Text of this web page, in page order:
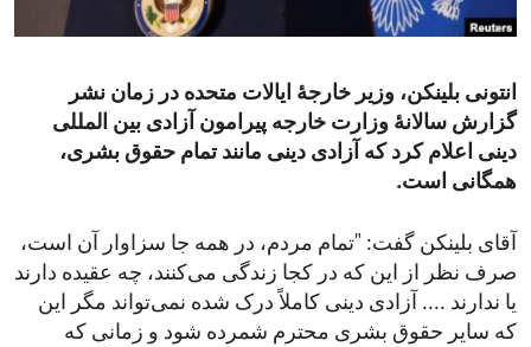
ENVIRONMENT AND HEALTH
انتونی بلینکن،‌ وزیر خارجۀ ایالات متحده در زمان نشر
گزارش سالانۀ وزارت خارجه پیرامون آزادی بین المللی
دینی اعلام کرد که آزادی دینی مانند تمام حقوق بشری،
همگانی است.
آقای بلینکن گفت: "تمام مردم، در همه جا سزاوار آن است،
صرف نظر از این که در کجا زندگی می‌کنند، چه عقیده دارند
یا ندارند .... آزادی دینی کاملاً درک شده نمی‌تواند مگر این
که سایر حقوق بشری محترم شمرده شود و زمانی که